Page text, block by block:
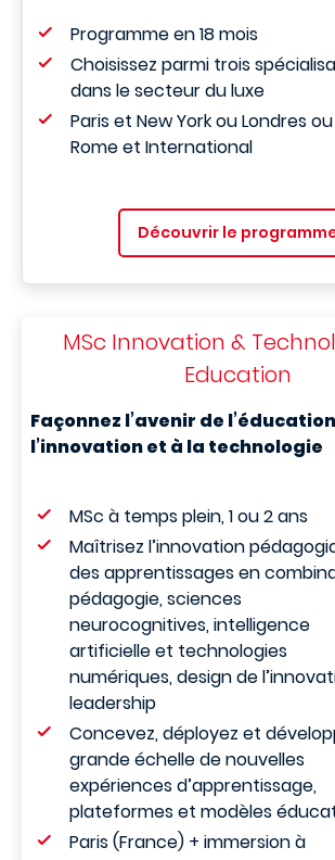
Programme en 18 mois
Choisissez parmi trois
dans le secteur du luxe
Paris et New York ou Londres ou
Rome et International
Découvrir le
MSc Innovation &
Education
Façonnez l’avenir de l’éducation
l’innovation et à la technologie
MSc à temps plein, 1 ou 2 ans
Maîtrisez l’innovation
des apprentissages en
pédagogie, sciences
neurocognitives, intelligence
artificielle et technologies
numériques, design de
leadership
Concevez, déployez et
grande échelle de nouvelles
expériences d’apprentissage,
plateformes et modèles
Paris (France) + immersion à